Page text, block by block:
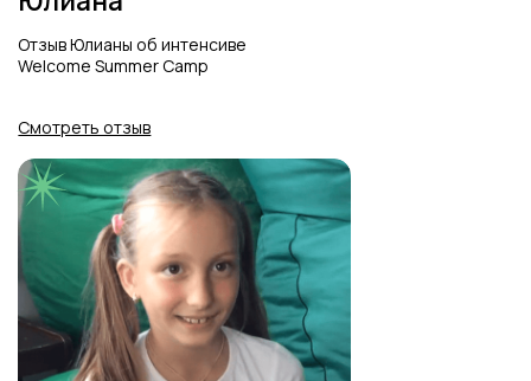
Об экзамене KET
Отзыв о сдаче экзамена KET,
языковая студия Welcome